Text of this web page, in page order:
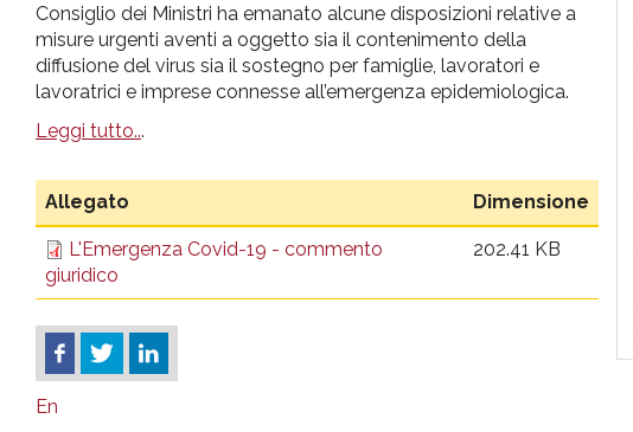
Consiglio dei Ministri ha emanato alcune disposizioni relative a
misure urgenti aventi a oggetto sia il contenimento della
diffusione del virus sia il sostegno per famiglie, lavoratori e
lavoratrici e imprese connesse all’emergenza epidemiologica.
Leggi tutto...
Allegato Dimensione
L'Emergenza Covid-19 - commento
giuridico
202.41 KB
En